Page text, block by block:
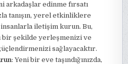
arkadaşlar edinme fırsatı
tanışın, yerel etkinliklere
iletişim kurun. Bu,
bir şekilde yerleşmenizi ve
sağlayacaktır.
: Yeni bir eve taşındığınızda,